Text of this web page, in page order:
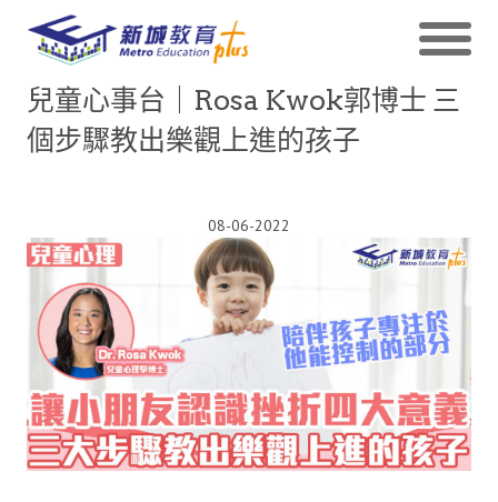
兒童心事台｜Rosa Kwok郭博士 三
個步驟教出樂觀上進的孩子
08-06-2022